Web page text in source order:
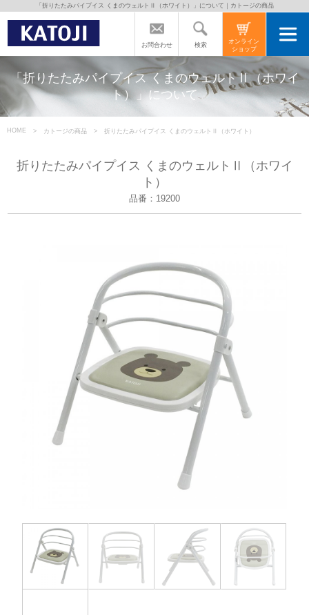
トップページ
カトージの商品
よくあるご質問
会社案内
お問い合わせ
お知らせ
チャイルドシートユーザー登録
ママコラボ
このサイトについて
お問合わせ 検索
オンライン
ショップ
「折りたたみパイプイス くまのウェルトⅡ（ホワイト）」について｜カトージの商品
「折りたたみパイプイス くまのウェルトⅡ（ホワイ
ト）」について
HOME カトージの商品 折りたたみパイプイス くまのウェルトⅡ（ホワイト）
折りたたみパイプイス くまのウェルトⅡ（ホワイ
ト）
品番：19200